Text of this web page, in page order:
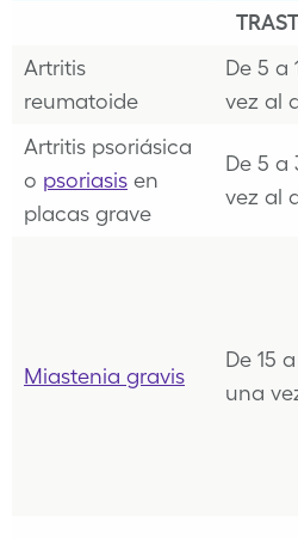
Artritis
reumatoide
De 5 a
vez al
Artritis psoriásica
o psoriasis en
placas grave
De 5 a
vez al
Miastenia gravis
De 15
una